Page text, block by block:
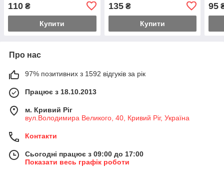
110 ₴
Купити
135₴
Купити
95
Про нас
97% позитивних з 1592 відгуків за рік
Працює з 18.10.2013
м. Кривий Ріг
вул.Володимира Великого, 40, Кривий Ріг, Україна
Контакти
Сьогодні працює з 09:00 до 17:00
Показати весь графік роботи